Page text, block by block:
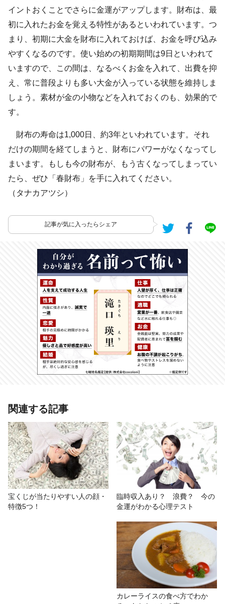
イントおくことでさらに金運がアップします。財布は、最
初に入れたお金を覚える特性があるといわれています。つ
まり、初期に大金を財布に入れておけば、お金を呼び込み
やすくなるのです。使い始めの初期期間は9日といわれて
いますので、この間は、なるべくお金を入れて、出費を抑
え、常に普段よりも多い大金が入っている状態を維持しま
しょう。素材が金の小物などを入れておくのも、効果的で
す。
財布の寿命は1,000日、約3年といわれています。それ
だけの期間を経てしまうと、財布にパワーがなくなってし
まいます。もしも今の財布が、もう古くなってしまってい
たら、ぜひ「春財布」を手に入れてください。
（タナカアツシ）
記事が気に入ったらシェア
あわせて読みたい記事
安物のトイレットペーパーを使って
いると収入ダウン！ NG風水・金
運編
# タナカアツシ # 新生活 # 知識 # 開運 # 風水
# 金運
関連する記事
宝くじが当たりやすい人の顔・
特徴5つ！
臨時収入あり？ 浪費？ 今の
金運がわかる心理テスト
カレーライスの食べ方でわか